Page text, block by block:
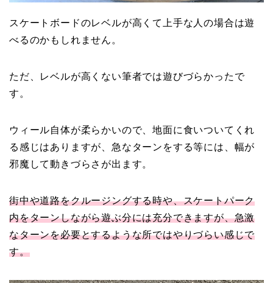
スケートボードのレベルが高くて上手な人の場合は遊
べるのかもしれません。
ただ、レベルが高くない筆者では遊びづらかったで
す。
ウィール自体が柔らかいので、地面に食いついてくれ
る感じはありますが、急なターンをする等には、幅が
邪魔して動きづらさが出ます。
街中や道路をクルージングする時や、スケートパーク
内をターンしながら遊ぶ分には充分できますが、急激
なターンを必要とするような所ではやりづらい感じで
す。